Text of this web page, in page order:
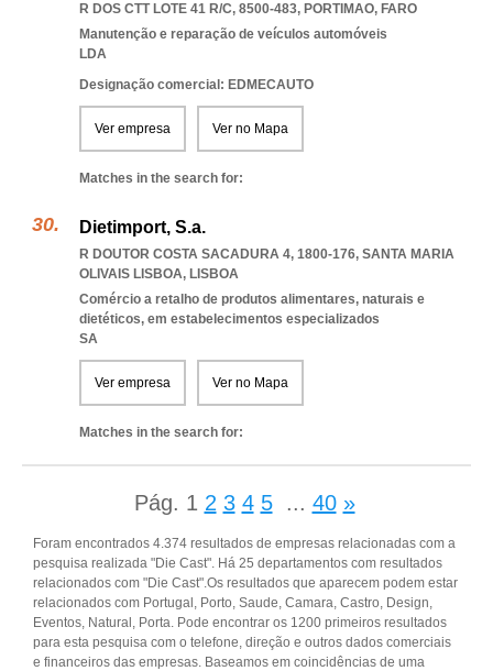
R DOS CTT LOTE 41 R/C, 8500-483, PORTIMAO, FARO
Manutenção e reparação de veículos automóveis
LDA
Designação comercial: EDMECAUTO
Ver empresa Ver no Mapa
Matches in the search for:
Dietimport, S.a.
R DOUTOR COSTA SACADURA 4, 1800-176, SANTA MARIA
OLIVAIS LISBOA, LISBOA
Comércio a retalho de produtos alimentares, naturais e
dietéticos, em estabelecimentos especializados
SA
Ver empresa Ver no Mapa
Matches in the search for:
Pág. 1 2 3 4 5 ... 40 »
Foram encontrados 4.374 resultados de empresas relacionadas com a
pesquisa realizada "Die Cast". Há 25 departamentos com resultados
relacionados com "Die Cast".Os resultados que aparecem podem estar
relacionados com Portugal, Porto, Saude, Camara, Castro, Design,
Eventos, Natural, Porta. Pode encontrar os 1200 primeiros resultados
para esta pesquisa com o telefone, direção e outros dados comerciais
e financeiros das empresas. Baseamos em coincidências de uma